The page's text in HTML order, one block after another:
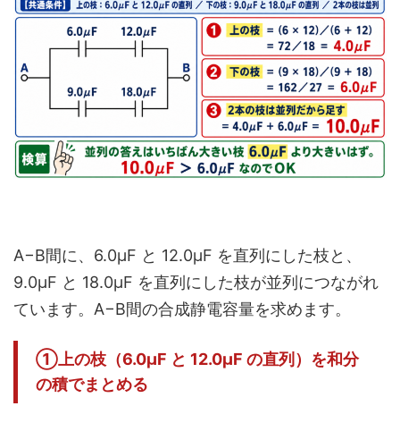
A−B間に、6.0μF と 12.0μF を直列にした枝と、
9.0μF と 18.0μF を直列にした枝が並列につながれ
ています。A−B間の合成静電容量を求めます。
①上の枝（6.0μF と 12.0μF の直列）を和分
の積でまとめる